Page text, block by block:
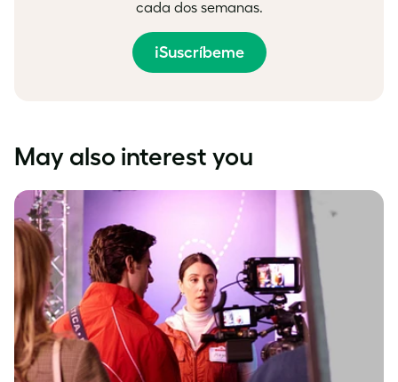
cada dos semanas.
¡Suscríbeme
May also interest you